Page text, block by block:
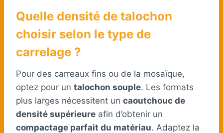
Quelle densité de talochon
choisir selon le type de
carrelage ?
Pour des carreaux fins ou de la mosaïque,
optez pour un talochon souple. Les formats
plus larges nécessitent un caoutchouc de
densité supérieure afin d’obtenir un
compactage parfait du matériau. Adaptez la